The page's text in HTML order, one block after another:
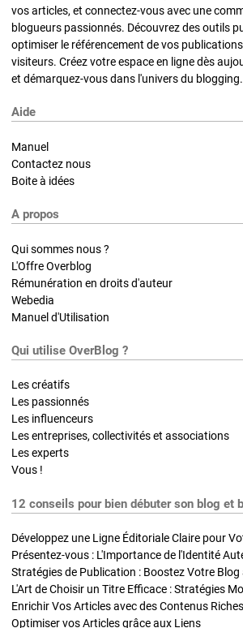
vos articles, et connectez-vous avec une
blogueurs passionnés. Découvrez des outils
optimiser le référencement de vos
visiteurs. Créez votre espace en ligne dès
et démarquez-vous dans l'univers du blogging.
Aide
Manuel
Contactez nous
Boite à idées
A propos
Qui sommes nous ?
L'Offre Overblog
Rémunération en droits d'auteur
Webedia
Manuel d'Utilisation
Qui utilise OverBlog ?
Les créatifs
Les passionnés
Les influenceurs
Les entreprises, collectivités et associations
Les experts
Vous !
12 conseils pour bien débuter son blog et
Développez une Ligne Éditoriale Claire pour
Présentez-vous : L'Importance de l'Identité
L'Art de Choisir un Titre Efficace : Stratégies
Optimiser vos Articles grâce aux Liens